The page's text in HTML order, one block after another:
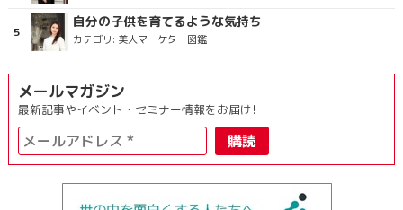
自分の子供を育てるような気持ち
カテゴリ: 美人マーケター図鑑
メールマガジン
最新記事やイベント・セミナー情報をお届け!